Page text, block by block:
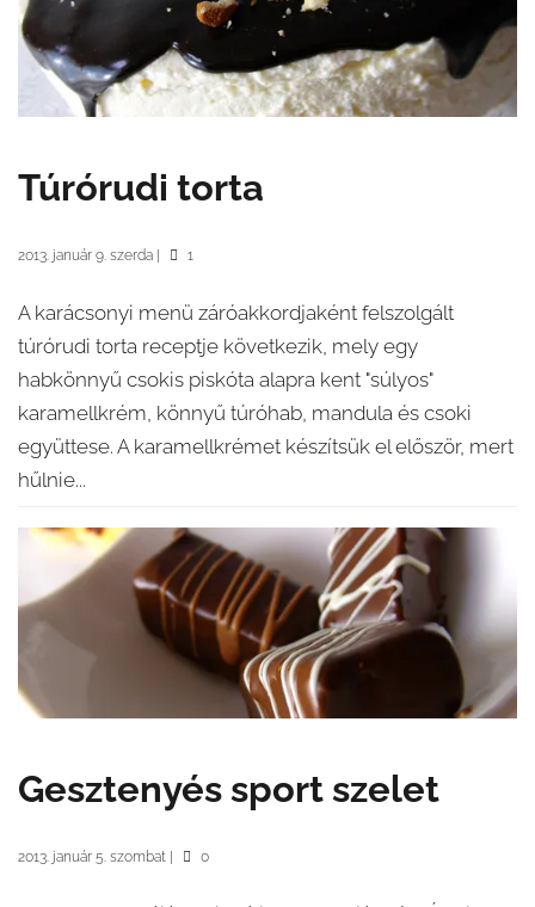
Túrórudi torta
2013. január 9. szerda 1
A karácsonyi menü záróakkordjaként felszolgált
túrórudi torta receptje következik, mely egy
habkönnyű csokis piskóta alapra kent "súlyos"
karamellkrém, könnyű túróhab, mandula és csoki
együttese. A karamellkrémet készítsük el először, mert
hűlnie...
Gesztenyés sport szelet
2013. január 5. szombat 0